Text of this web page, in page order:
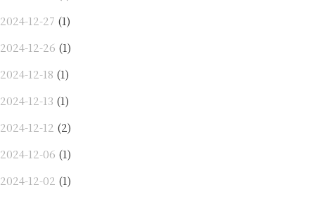
2024-12-27 (1)
2024-12-26 (1)
2024-12-18 (1)
2024-12-13 (1)
2024-12-12 (2)
2024-12-06 (1)
2024-12-02 (1)